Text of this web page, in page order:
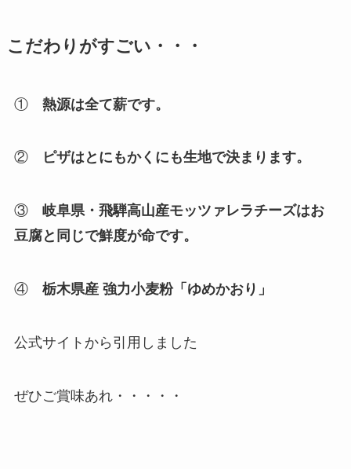
こだわりがすごい・・・
① 熱源は全て薪です。
② ピザはとにもかくにも生地で決まります。
③ 岐阜県・飛騨高山産モッツァレラチーズはお
豆腐と同じで鮮度が命です。
④ 栃木県産 強力小麦粉「ゆめかおり」
公式サイトから引用しました
ぜひご賞味あれ・・・・・